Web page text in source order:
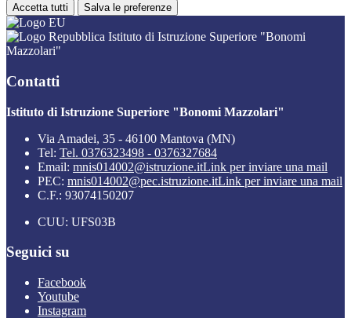
Accetta tutti Salva le preferenze
Istituto di Istruzione Superiore "Bonomi
Mazzolari"
Contatti
Istituto di Istruzione Superiore "Bonomi Mazzolari"
Via Amadei, 35 - 46100 Mantova (MN)
Tel: Tel. 0376323498 - 0376327684
Email: mnis014002@istruzione.itLink per inviare una mail
PEC: mnis014002@pec.istruzione.itLink per inviare una mail
C.F.: 93074150207
CUU: UFS03B
Seguici su
Facebook
Youtube
Instagram